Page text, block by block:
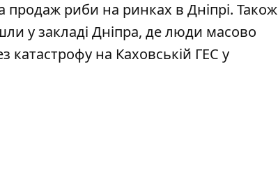
продаж риби на ринках в Дніпрі. Також
у закладі Дніпра, де люди масово
на Каховській ГЕС у